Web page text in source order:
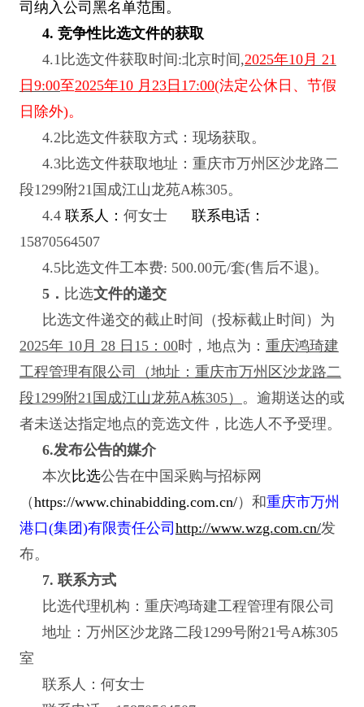
司纳入公司黑名单范围。
4. 竞争性比选文件的获取
4.1 比选文件获取时间:北京时间,2025年10月 21
日9:00至2025年10 月23日17:00(法定公休日、节假
日除外)。
4.2 比选文件获取方式：现场获取。
4.3比选文件获取地址：重庆市万州区沙龙路二
段1299附21国成江山龙苑A栋305。
4.4 联系人： 何女士
联系电话：
15870564507
4.5比选文件工本费: 500.00元/套(售后不退)。
5． 比选文件的递交
比选文件递交的截止时间（投标截止时间）为
2025年 10月 28 日15：00时，地点为： 重庆鸿琦建
工程管理有限公司（地址：重庆市万州区沙龙路二
段1299附21国成江山龙苑A栋305） 。逾期送达的或
者未送达指定地点的竞选文件，比选人不予受理。
6.发布公告的媒介
本次 比选公告在中国采购与招标网
（https://www.chinabidding.com.cn/）和重庆市万州
港口(集团)有限责任公司 http://www.wzg.com.cn/发
布。
7. 联系方式
比选代理机构：重庆鸿琦建工程管理有限公司
地址：万州区沙龙路二段1299号附21号A栋305
室
联系人：何女士